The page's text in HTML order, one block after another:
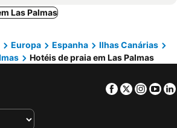
Las Palmas
Europa Espanha
Ilhas Canárias
Hotéis de praia em Las Palmas
Facebook
Twitter